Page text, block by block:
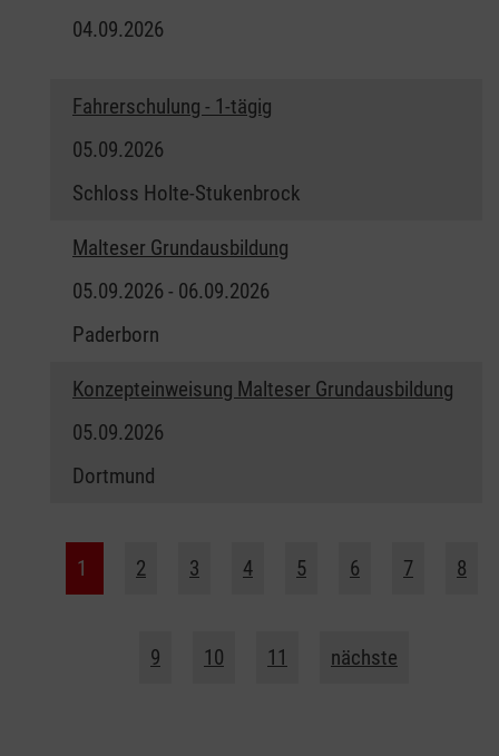
04.09.2026
Fahrerschulung - 1-tägig
05.09.2026
Schloss Holte-Stukenbrock
Malteser Grundausbildung
05.09.2026 - 06.09.2026
Paderborn
Konzepteinweisung Malteser Grundausbildung
05.09.2026
Dortmund
1 2 3 4 5 6 7 8
9 10 11 nächste